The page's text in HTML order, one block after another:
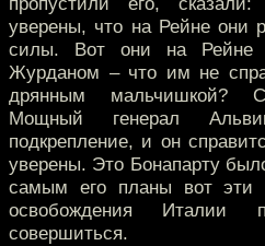
уверены, что на Рейне они
силы. Вот они на Рейне
Журданом – что им не
дрянным мальчишкой?
Мощный генерал
подкрепление, и он
уверены. Это Бонапарту
самым его планы вот эти
освобождения Италии
совершиться.